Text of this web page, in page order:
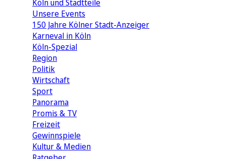
Köln und Stadtteile
Unsere Events
150 Jahre Kölner Stadt-Anzeiger
Karneval in Köln
Köln-Spezial
Region
Politik
Wirtschaft
Sport
Panorama
Promis & TV
Freizeit
Gewinnspiele
Kultur & Medien